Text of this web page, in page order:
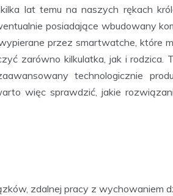
lat temu na naszych rękach
posiadające wbudowany
przez smartwatche, które
zarówno kilkulatka, jak i rodzica.
technologicznie
więc sprawdzić, jakie
zdalnej pracy z wychowaniem